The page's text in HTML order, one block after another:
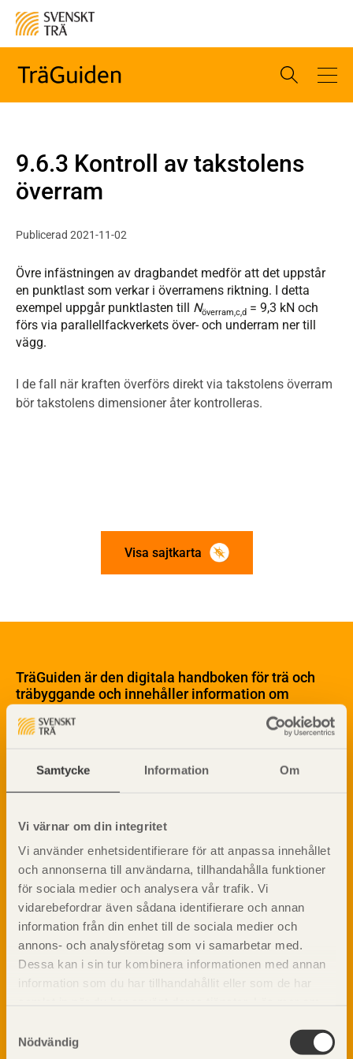
Samtycke Information Om
Vi värnar om din integritet
Vi använder enhetsidentifierare för att anpassa innehållet
och annonserna till användarna, tillhandahålla funktioner
för sociala medier och analysera vår trafik. Vi
vidarebefordrar även sådana identifierare och annan
information från din enhet till de sociala medier och
annons- och analysföretag som vi samarbetar med.
Dessa kan i sin tur kombinera informationen med annan
information som du har tillhandahållit eller som de har
Nödvändig
9.6.3 Kontroll av takstolens
överram
Publicerad 2021-11-02
Övre infästningen av dragbandet medför att det uppstår
en punktlast som verkar i överramens riktning. I detta
exempel uppgår punktlasten till Növerram,c,d = 9,3 kN och
förs via parallellfackverkets över- och under­ram ner till
vägg.
I de fall när kraften överförs direkt via takstolens överram
bör tak­stolens dimensioner åter kontrolleras.
Visa sajtkarta
Skogsbruk
Barrträdets uppbyggnad
Träets egenskaper och kvalitet
Träbaserade produkter
Kemisk behandling
Byggfysik
Fukt
Värmeisolering och lufttäthet
Ljud
Brandsäkerhet
Brandsäkerhet
Byggnadsklasser och verksamhetsklasser
Träkonstruktioners brandmotstånd
TräGuiden är den digitala handboken för trä och
träbyggande och innehåller information om
med trä.
Dela på
Prenumerera på TräGuidens nyhetsbrev!